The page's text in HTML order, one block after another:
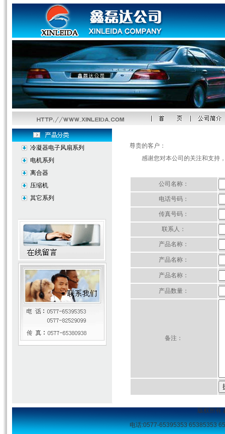
冷凝器电子风扇系列
电机系列
离合器
压缩机
其它系列
尊贵的客户：
感谢您对本公司的关注和支持，
公司名称：
电话号码：
传真号码：
联系人：
产品名称：
产品名称：
产品名称：
产品数量：
备注：
版权所有
电话:0577-65395353 65385353